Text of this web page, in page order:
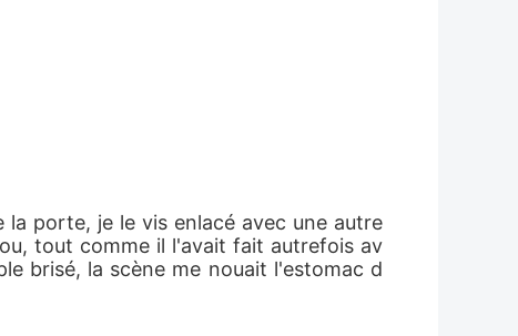
jamais méritée comme compagne. Et
porte, je le vis enlacé avec une autre
tout comme il l'avait fait autrefois av
brisé, la scène me nouait l'estomac d